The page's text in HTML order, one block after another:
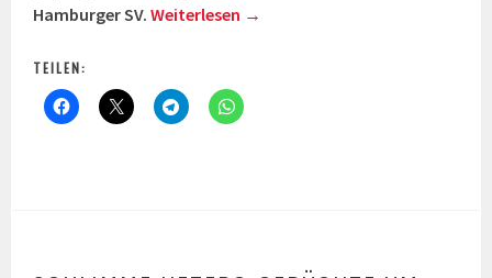
Hamburger SV.Weiterlesen →
TEILEN: